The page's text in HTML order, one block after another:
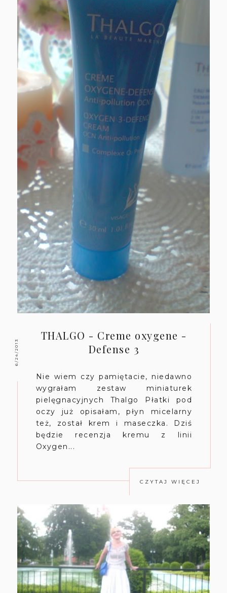
6/24/2013
THALGO - Creme oxygene -
Defense 3
Nie wiem czy pamiętacie, niedawno
wygrałam zestaw miniaturek
pielęgnacyjnych Thalgo Płatki pod
oczy już opisałam, płyn micelarny
też, został krem i maseczka. Dziś
będzie recenzja kremu z linii
Oxygen...
CZYTAJ WIĘCEJ